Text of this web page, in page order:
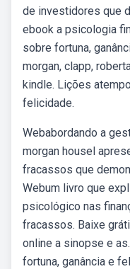
de investidores que
ebook a psicologia
sobre fortuna,
morgan, clapp,
kindle. Lições
felicidade.
Webabordando a
morgan housel
fracassos que
Webum livro que
psicológico nas
fracassos. Baixe
online a sinopse e
fortuna, ganância e